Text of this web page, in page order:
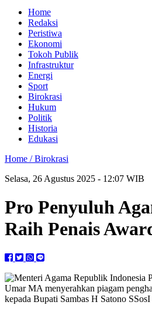
Home
Redaksi
Peristiwa
Ekonomi
Tokoh Publik
Infrastruktur
Energi
Sport
Birokrasi
Hukum
Politik
Historia
Edukasi
Home /Birokrasi
Selasa, 26 Agustus 2025 - 12:07 WIB
Pro Penyuluh
Raih Penais